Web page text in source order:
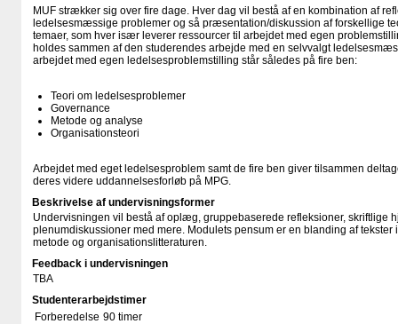
MUF strækker sig over fire dage. Hver dag vil bestå af en kombination af
ledelsesmæssige problemer og så præsentation/diskussion af forskellige
temaer, som hver især leverer ressourcer til arbejdet med egen
holdes sammen af den studerendes arbejde med en selvvalgt
arbejdet med egen ledelsesproblemstilling står således på fire ben:
Teori om ledelsesproblemer
Governance
Metode og analyse
Organisationsteori
Arbejdet med eget ledelsesproblem samt de fire ben giver tilsammen
deres videre uddannelsesforløb på MPG.
Beskrivelse af undervisningsformer
Undervisningen vil bestå af oplæg, gruppebaserede refleksioner, skriftlige
plenumdiskussioner med mere. Modulets pensum er en blanding af
metode og organisationslitteraturen.
Feedback i undervisningen
TBA
Studenterarbejdstimer
Forberedelse 90 timer